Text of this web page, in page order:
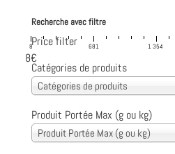
Recherche avec filtre
Price filter
8€
8 681 1 354
Catégories de produits
Catégories de produits
Produit Portée Max (g ou kg)
Produit Portée Max (g ou kg)